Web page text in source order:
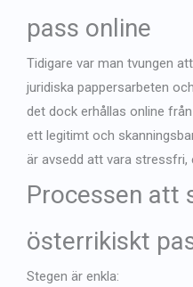
pass online
Tidigare var man tvungen
juridiska pappersarbeten
det dock erhållas online
ett legitimt och
är avsedd att vara stressfri,
Processen att
österrikiskt
Stegen är enkla: